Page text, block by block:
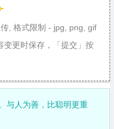
, 格式限制 - jpg, png, gif
变更时保存，「提交」按
与人为善，比聪明更重